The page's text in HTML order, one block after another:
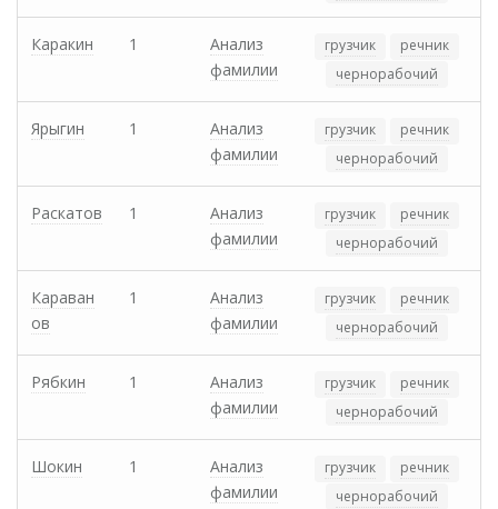
Каракин 1
Анализ
фамилии
грузчик
речник
чернорабочий
Ярыгин 1
Анализ
фамилии
грузчик
речник
чернорабочий
Раскатов 1
Анализ
фамилии
грузчик
речник
чернорабочий
Караван
ов
1
Анализ
фамилии
грузчик
речник
чернорабочий
Рябкин 1
Анализ
фамилии
грузчик
речник
чернорабочий
Шокин 1
Анализ
фамилии
грузчик
речник
чернорабочий